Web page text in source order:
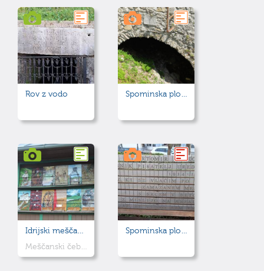
Rov z vodo Spominska plošča na starem mostu
Idrijski meščanski čebelnjak
Meščanski čebelnjak iz leta 1925, obnovljen leta 2013.
Spominska plošča - Črtomir Šinkovec